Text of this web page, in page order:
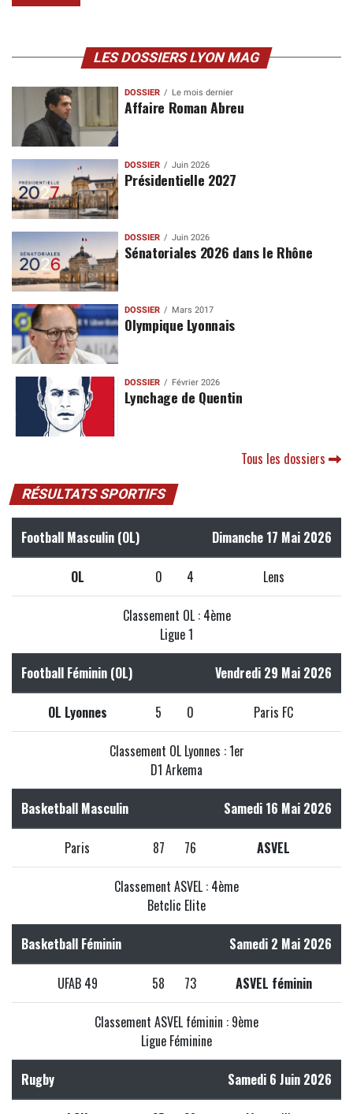
LES DOSSIERS LYON MAG
DOSSIER Le mois dernier
Affaire Roman Abreu
DOSSIER Juin 2026
Présidentielle 2027
DOSSIER Juin 2026
Sénatoriales 2026 dans le Rhône
DOSSIER Mars 2017
Olympique Lyonnais
DOSSIER Février 2026
Lynchage de Quentin
Tous les dossiers
RÉSULTATS SPORTIFS
Football Masculin (OL) Dimanche 17 Mai 2026
OL 0 4 Lens
Classement OL : 4ème
Ligue 1
Football Féminin (OL) Vendredi 29 Mai 2026
OL Lyonnes 5 0 Paris FC
Classement OL Lyonnes : 1er
D1 Arkema
Basketball Masculin Samedi 16 Mai 2026
Paris 87 76 ASVEL
Classement ASVEL : 4ème
Betclic Elite
Basketball Féminin Samedi 2 Mai 2026
UFAB 49 58 73 ASVEL féminin
Classement ASVEL féminin : 9ème
Ligue Féminine
Rugby Samedi 6 Juin 2026